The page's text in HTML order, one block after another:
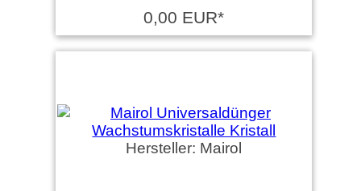
0,00 EUR*
Hersteller: Mairol